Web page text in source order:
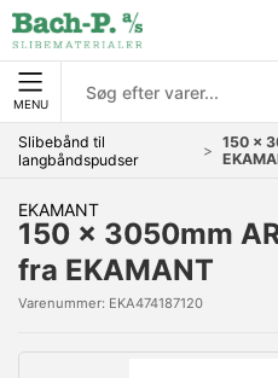
MENU
Slibebånd til
langbåndspudser
150 x
EKAMANT
150 x 3050mm
fra EKAMANT
Varenummer: EKA474187120